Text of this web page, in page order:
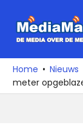
naar
media
over
de
Home Nieuws
meter